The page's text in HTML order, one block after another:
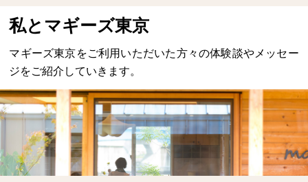
私とマギーズ東京
マギーズ東京をご利用いただいた方々の体験談やメッセー
ジをご紹介していきます。